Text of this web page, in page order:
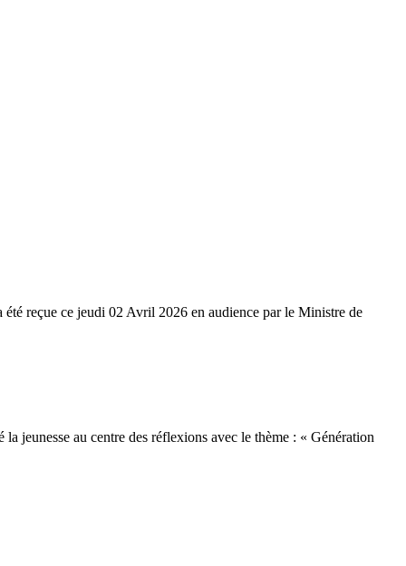
reçue ce jeudi 02 Avril 2026 en audience par le Ministre de
jeunesse au centre des réflexions avec le thème : « Génération